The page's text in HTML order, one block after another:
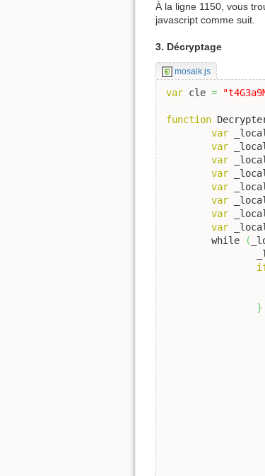
À la ligne 1150, vous
javascript comme suit.
3. Décryptage
mosaik.js
var cle =
function
var
var
var
var
var
var
var
var
	while
(
}